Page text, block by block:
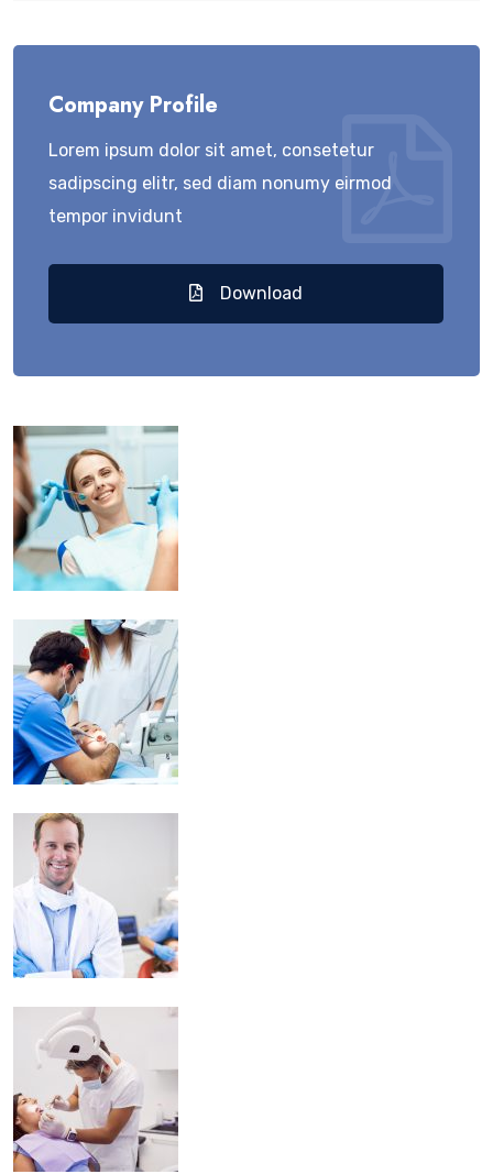
Company Profile
Lorem ipsum dolor sit amet, consetetur
sadipscing elitr, sed diam nonumy eirmod
tempor invidunt
Download